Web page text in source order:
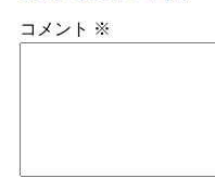
コメント ※